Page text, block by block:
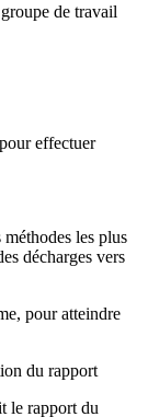
de travail
effectuer
les plus
décharges vers
pour atteindre
du rapport
le rapport du